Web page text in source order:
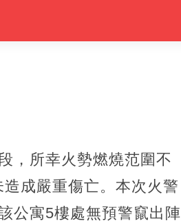
，所幸火勢燃燒范圍不
成嚴重傷亡。本次火警
公寓5樓處無預警竄出陣